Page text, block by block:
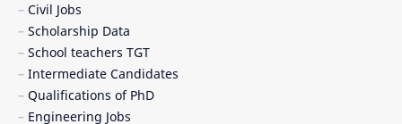
Civil Jobs
Scholarship Data
School teachers TGT
Intermediate Candidates
Qualifications of PhD
Engineering Jobs